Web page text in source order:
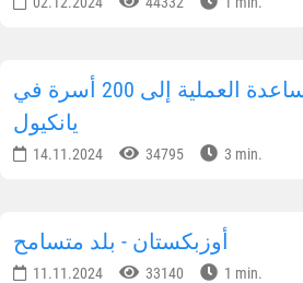
تم تقديم المساعدة العملية إلى 200 أسرة في
يانكيول
14.11.2024 34795 3 min.
أوزبكستان - بلد متسامح
11.11.2024 33140 1 min.